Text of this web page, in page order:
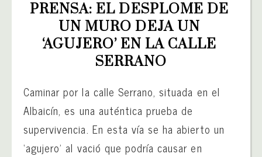
PRENSA: EL DESPLOME DE
UN MURO DEJA UN
‘AGUJERO’ EN LA CALLE
SERRANO
Caminar por la calle Serrano, situada en el
Albaicín, es una auténtica prueba de
supervivencia. En esta vía se ha abierto un
‘agujero’ al vació que podría causar en